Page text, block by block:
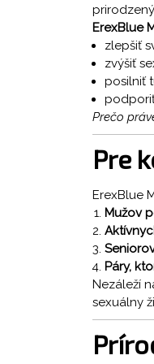
ErexBlue
zlepšiť
zvýšiť
posilniť
Prečo
Pre
ErexBlue
Mužov
Páry,
Nezáleží
sexuálny